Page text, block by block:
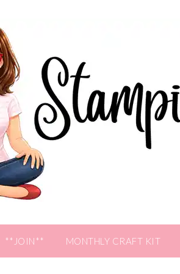
**JOIN** MONTHLY CRAFT KIT